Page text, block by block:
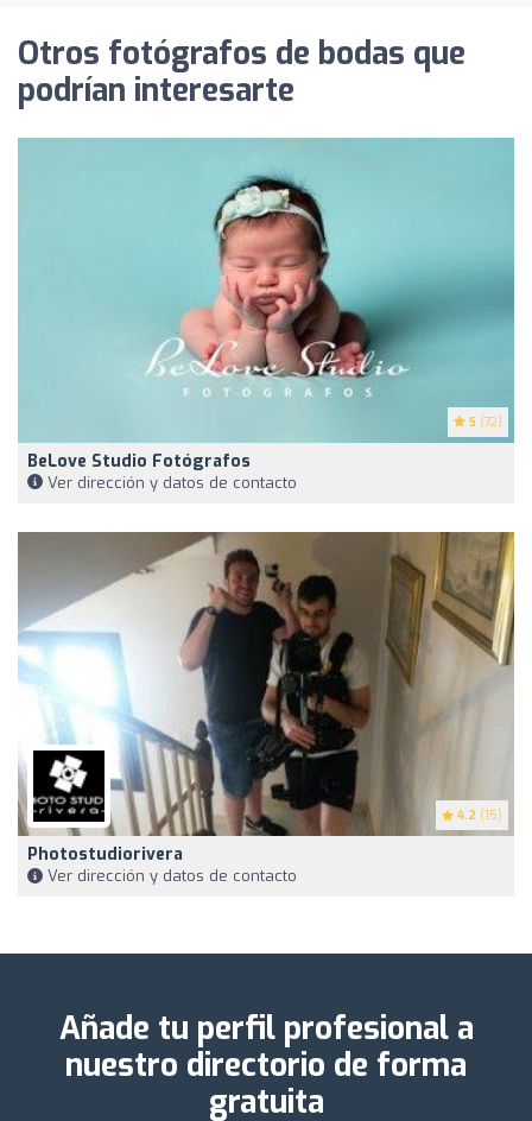
Otros fotógrafos de bodas que
podrían interesarte
5 (72)
BeLove Studio Fotógrafos
Ver dirección y datos de contacto
4.2 (15)
Photostudiorivera
Ver dirección y datos de contacto
Añade tu perfil profesional a
nuestro directorio de forma
gratuita